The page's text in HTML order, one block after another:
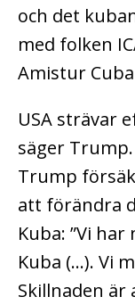
och det
med folken
Amistur Cuba
USA strävar
säger
Trump
att förändra
Kuba: ”Vi
Kuba (…). Vi
Skillnaden